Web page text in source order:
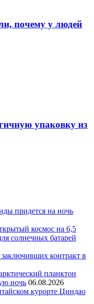
почему у людей
упаковку из
придется на ночь
космос на 6,5
солнечных батарей
контракт в
планктон
ночь 06.08.2026
курорте Циндао